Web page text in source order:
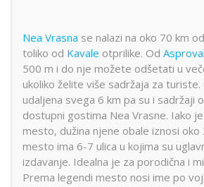
Nea Vrasna se nalazi na oko 70 km od
toliko od Kavale otprilike. Od
500 m i do nje možete odšetati u
ukoliko želite više sadržaja za turiste.
udaljena svega 6 km pa su i sadržaji
dostupni gostima Nea Vrasne. Iako
mesto, dužina njene obale iznosi oko
mesto ima 6-7 ulica u kojima su
izdavanje. Idealna je za porodična i
Prema legendi mesto nosi ime po